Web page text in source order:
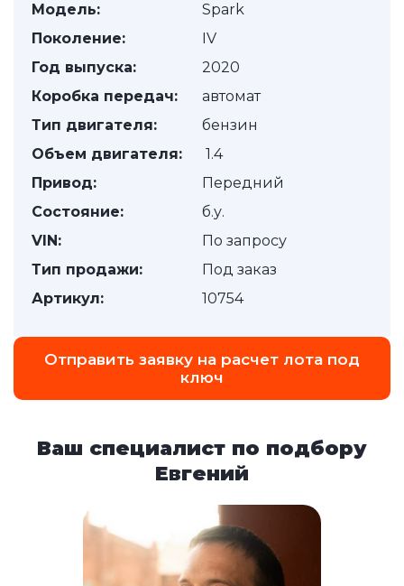
Модель:
Spark
Поколение:
IV
Год выпуска:
2020
Коробка передач:
автомат
Тип двигателя:
бензин
Объем двигателя:
1.4
Привод:
Передний
Состояние:
б.у.
VIN:
По запросу
Тип продажи:
Под заказ
Артикул:
10754
Отправить заявку на расчет лота под
ключ
Ваш специалист по подбору
Евгений